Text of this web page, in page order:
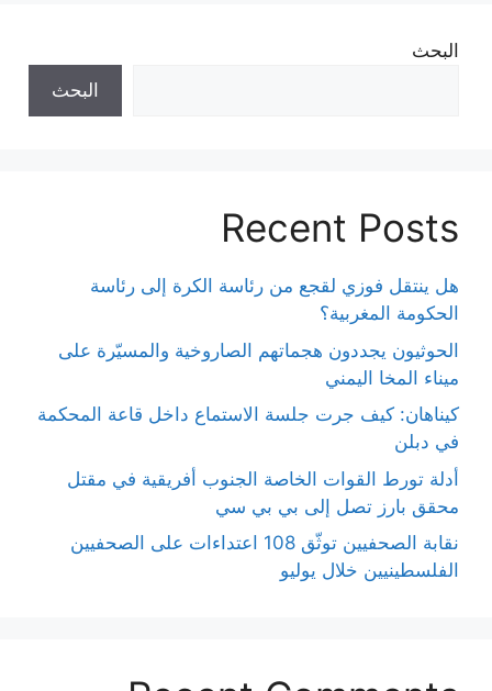
البحث
البحث
Recent Posts
هل ينتقل فوزي لقجع من رئاسة الكرة إلى رئاسة
الحكومة المغربية؟
الحوثيون يجددون هجماتهم الصاروخية والمسيّرة على
ميناء المخا اليمني
كيناهان: كيف جرت جلسة الاستماع داخل قاعة المحكمة
في دبلن
أدلة تورط القوات الخاصة الجنوب أفريقية في مقتل
محقق بارز تصل إلى بي بي سي
نقابة الصحفيين توثّق 108 اعتداءات على الصحفيين
الفلسطينيين خلال يوليو